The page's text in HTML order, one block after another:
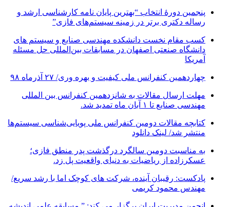
پنجمین دورۀ انتخاب “بهترین پایان ­نامه کارشناسی­ ارشد و
رساله دکتری برتر در زمینه سیستم‌های فازی”
کسب مقام نخست دانشکده مهندسی صنایع و سیستم های
دانشگاه صنعتی اصفهان در مسابقات بین‌المللی حل مسئله
آمریکا
چهاردهمین کنفرانس ملی کیفیت و بهره وری/ ۲۷ آذرماه ۹۸
مهلت ارسال مقالات به شانزدهمین کنفرانس بین المللی
مهندسی صنایع تا ۱ آبان ماه تمدید شد.
کتابچه مقالات دومین کنفرانس ملی پویایی‌شناسی سیستم‌ها
منتشر شد/ لینک دانلود
به مناسبت دومین سالگرد درگذشت پدر منطق فازی؛
عسکرزاده از ریاضیات به دنیای واقعیت پل زد.
پادکست: رقیبان آینده، شرکت های کوچک اما با رشد سریع/
مهندس محمود کریمی